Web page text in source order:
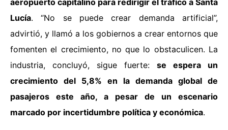
aeropuerto capitalino para redirigir el tráfico a Santa
Lucía. “No se puede crear demanda artificial”,
advirtió, y llamó a los gobiernos a crear entornos que
fomenten el crecimiento, no que lo obstaculicen. La
industria, concluyó, sigue fuerte: se espera un
crecimiento del 5,8% en la demanda global de
pasajeros este año, a pesar de un escenario
marcado por incertidumbre política y económica.